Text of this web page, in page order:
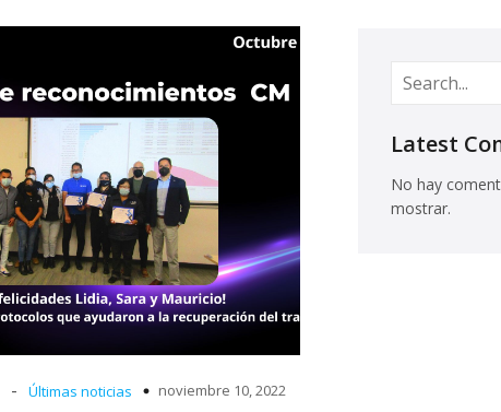
- Últimas noticias noviembre 10, 2022
Latest
No hay
mostrar.